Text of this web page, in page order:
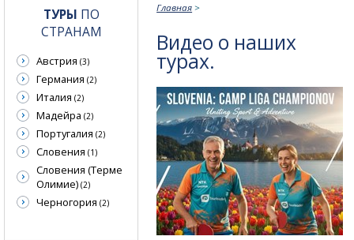
Главная >
Видео о наших
турах.
ТУРЫ ПО
СТРАНАМ
Австрия (3)
Германия (2)
Италия (2)
Мадейра (2)
Португалия (2)
Словения (1)
Словения (Терме
Олимие) (2)
Черногория (2)